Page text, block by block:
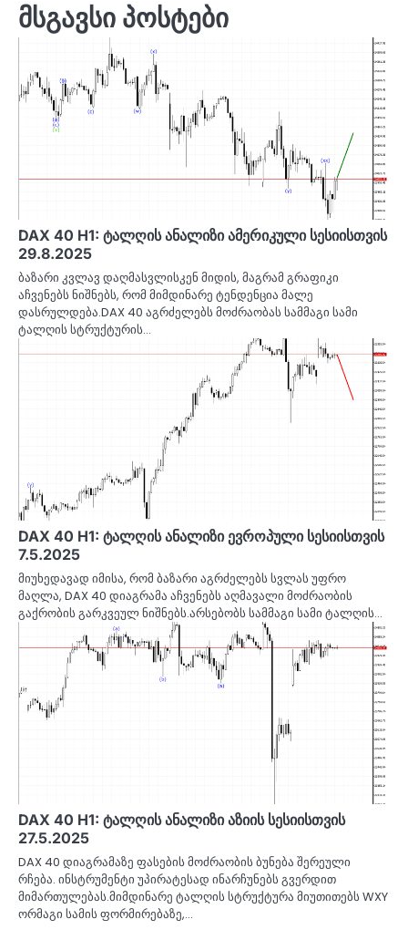
მსგავსი პოსტები
DAX 40 H1: ტალღის ანალიზი ამერიკული სესიისთვის
29.8.2025
ბაზარი კვლავ დაღმასვლისკენ მიდის, მაგრამ გრაფიკი
აჩვენებს ნიშნებს, რომ მიმდინარე ტენდენცია მალე
დასრულდება.DAX 40 აგრძელებს მოძრაობას სამმაგი სამი
ტალღის სტრუქტურის…
DAX 40 H1: ტალღის ანალიზი ევროპული სესიისთვის
7.5.2025
მიუხედავად იმისა, რომ ბაზარი აგრძელებს სვლას უფრო
მაღლა, DAX 40 დიაგრამა აჩვენებს აღმავალი მოძრაობის
გაქრობის გარკვეულ ნიშნებს.არსებობს სამმაგი სამი ტალღის…
DAX 40 H1: ტალღის ანალიზი აზიის სესიისთვის
27.5.2025
DAX 40 დიაგრამაზე ფასების მოძრაობის ბუნება შერეული
რჩება. ინსტრუმენტი უპირატესად ინარჩუნებს გვერდით
მიმართულებას.მიმდინარე ტალღის სტრუქტურა მიუთითებს WXY
ორმაგი სამის ფორმირებაზე,…